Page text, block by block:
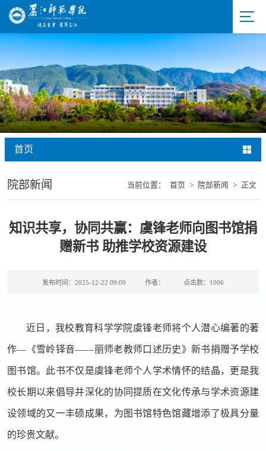
首页
院部新闻 当前位置： 首页 > 院部新闻 > 正文
知识共享，协同共赢：虞锋老师向图书馆捐
赠新书 助推学校资源建设
发布时间：2025-12-22 09:09 作者： 点击数： 1006
近日，我校教育科学学院虞锋老师将个人潜心编著的著
作—《雪岭铎音——丽师老教师口述历史》新书捐赠予学校
图书馆。此书不仅是虞锋老师个人学术情怀的结晶，更是我
校长期以来倡导并深化的协同提质在文化传承与学术资源建
设领域的又一丰硕成果，为图书馆特色馆藏增添了极具分量
的珍贵文献。